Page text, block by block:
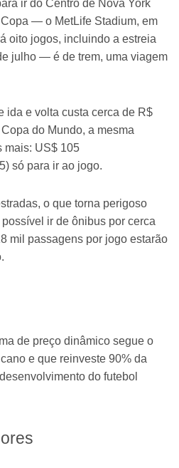
ir do Centro de Nova York
— o MetLife Stadium, em
oito jogos, incluindo a estreia
julho — é de trem, uma viagem
ida e volta custa cerca de R$
do Mundo, a mesma
mais: US$ 105
só para ir ao jogo.
o que torna perigoso
ir de ônibus por cerca
mil passagens por jogo estarão
de preço dinâmico segue o
e que reinveste 90% da
do futebol